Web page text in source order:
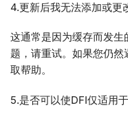
4.更新后我无法添加或更
这通常是因为缓存而发
题，请重试。如果您仍
取帮助。
5.是否可以使DFI仅适用